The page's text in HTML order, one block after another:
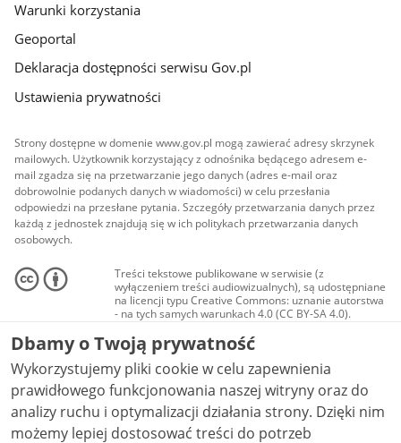
Warunki korzystania
Geoportal
Deklaracja dostępności serwisu Gov.pl
Ustawienia prywatności
Strony dostępne w domenie www.gov.pl mogą zawierać adresy skrzynek
mailowych. Użytkownik korzystający z odnośnika będącego adresem e-
mail zgadza się na przetwarzanie jego danych (adres e-mail oraz
dobrowolnie podanych danych w wiadomości) w celu przesłania
odpowiedzi na przesłane pytania. Szczegóły przetwarzania danych przez
każdą z jednostek znajdują się w ich politykach przetwarzania danych
osobowych.
Treści tekstowe publikowane w serwisie (z
wyłączeniem treści audiowizualnych), są udostępniane
na licencji typu Creative Commons: uznanie autorstwa
- na tych samych warunkach 4.0 (CC BY-SA 4.0).
Materiały audiowizualne, w tym zdjęcia, materiały
audio i wideo, są udostępniane na licencji typu
Creative Commons: uznanie autorstwa użycie
niekomercyjne - bez utworów zależnych 4.0 (CC BY-
NC-ND 4.0), o ile nie jest to stwierdzone inaczej.
Dbamy o Twoją prywatność
Wykorzystujemy pliki cookie w celu zapewnienia
prawidłowego funkcjonowania naszej witryny oraz do
analizy ruchu i optymalizacji działania strony. Dzięki nim
możemy lepiej dostosować treści do potrzeb